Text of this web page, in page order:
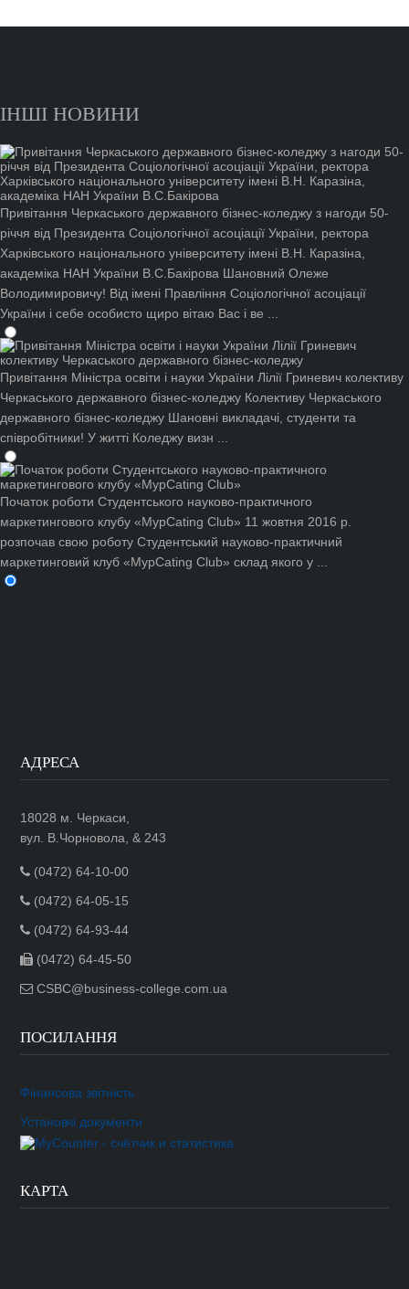
ІНШІ НОВИНИ
Привітання Черкаського державного бізнес-коледжу з нагоди 50-
річчя від Президента Соціологічної асоціації України, ректора
Харківського національного університету імені В.Н. Каразіна,
академіка НАН України В.С.Бакірова Шановний Олеже
Володимировичу! Від імені Правління Соціологічної асоціації
України і себе особисто щиро вітаю Вас і ве ...
Привітання Міністра освіти і науки України Лілії Гриневич колективу
Черкаського державного бізнес-коледжу Колективу Черкаського
державного бізнес-коледжу Шановні викладачі, студенти та
співробітники! У житті Коледжу визн ...
Початок роботи Студентського науково-практичного
маркетингового клубу «MypCating Club» 11 жовтня 2016 р.
розпочав свою роботу Студентський науково-практичний
маркетинговий клуб «MypCating Club» склад якого у ...
АДРЕСА
18028 м. Черкаси,
вул. В.Чорновола, & 243
(0472) 64-10-00
(0472) 64-05-15
(0472) 64-93-44
(0472) 64-45-50
CSBC@business-college.com.ua
ПОСИЛАННЯ
Фінансова звітність
Установчі документи
КАРТА